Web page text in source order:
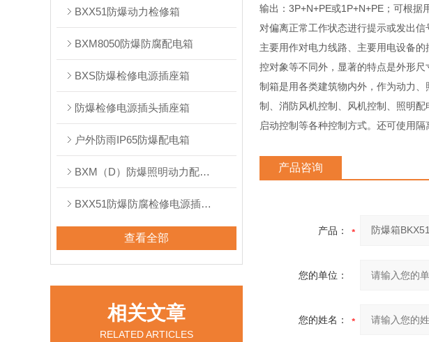
BXX51防爆动力检修箱
BXM8050防爆防腐配电箱
BXS防爆检修电源插座箱
防爆检修电源插头插座箱
户外防雨IP65防爆配电箱
BXM（D）防爆照明动力配电箱
BXX51防爆防腐检修电源插座箱
查看全部
相关文章
RELATED ARTICLES
输出：3P+N+PE或1P+N+PE；可根据
对偏离正常工作状态进行提示或发出
主要用作对电力线路、主要用电设备
控对象等不同外，显著的特点是外形
制箱是用各类建筑物内外，作为动力
制、消防风机控制、风机控制、照明
启动控制等各种控制方式。还可使用
产品咨询
产品：
您的单位：
您的姓名：